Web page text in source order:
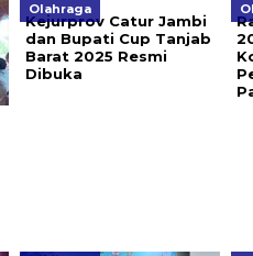
Olahraga
Kejurprov Catur Jambi
dan Bupati Cup Tanjab
Barat 2025 Resmi
Dibuka